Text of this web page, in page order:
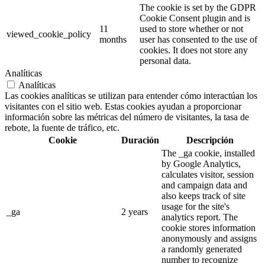
viewed_cookie_policy
11
months
The cookie is set by the GDPR
Cookie Consent plugin and is
used to store whether or not
user has consented to the use of
cookies. It does not store any
personal data.
Analíticas
Analíticas
Las cookies analíticas se utilizan para entender cómo interactúan los
visitantes con el sitio web. Estas cookies ayudan a proporcionar
información sobre las métricas del número de visitantes, la tasa de
rebote, la fuente de tráfico, etc.
Cookie
Duración Descripción
_ga 2 years
The _ga cookie, installed
by Google Analytics,
calculates visitor, session
and campaign data and
also keeps track of site
usage for the site's
analytics report. The
cookie stores information
anonymously and assigns
a randomly generated
number to recognize